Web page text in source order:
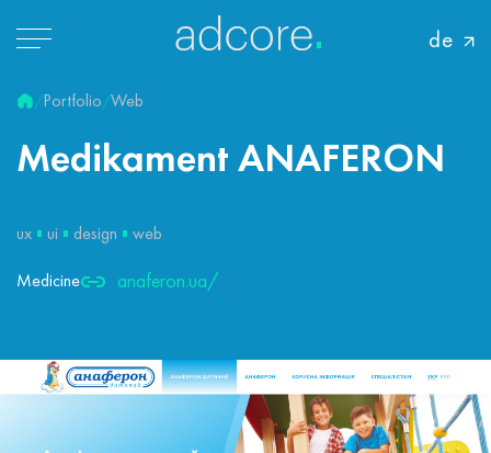
de
/Portfolio/Web
MedikamentANAFERON
ux ui design web
Medicine anaferon.ua/